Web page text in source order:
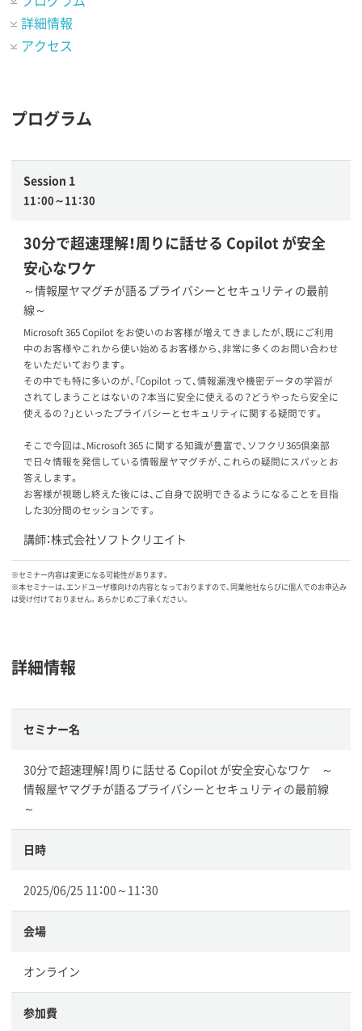
詳細情報
アクセス
プログラム
Session 1
11：00～11：30
30分で超速理解！周りに話せる Copilot が安全
安心なワケ
～情報屋ヤマグチが語るプライバシーとセキュリティの最前
線～
Microsoft 365 Copilot をお使いのお客様が増えてきましたが、既にご利用
中のお客様やこれから使い始めるお客様から、非常に多くのお問い合わせ
をいただいております。
その中でも特に多いのが、「Copilot って、情報漏洩や機密データの学習が
されてしまうことはないの？本当に安全に使えるの？どうやったら安全に
使えるの？」といったプライバシーとセキュリティに関する疑問です。
そこで今回は、Microsoft 365 に関する知識が豊富で、ソフクリ365倶楽部
で日々情報を発信している情報屋ヤマグチが、これらの疑問にスパッとお
答えします。
お客様が視聴し終えた後には、ご自身で説明できるようになることを目指
した30分間のセッションです。
講師：株式会社ソフトクリエイト
※セミナー内容は変更になる可能性があります。
※本セミナーは、エンドユーザ様向けの内容となっておりますので、同業他社ならびに個人でのお申込み
は受け付けておりません。あらかじめご了承ください。
詳細情報
セミナー名
30分で超速理解！周りに話せる Copilot が安全安心なワケ ～
情報屋ヤマグチが語るプライバシーとセキュリティの最前線
～
日時
2025/06/25 11：00～11：30
会場
オンライン
参加費